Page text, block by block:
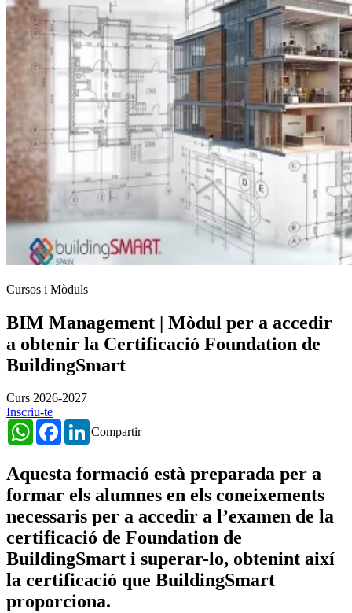
Cursos i Mòduls
BIM Management | Mòdul per a accedir
a obtenir la Certificació Foundation de
BuildingSmart
Curs 2026-2027
Inscriu-te
Compartir
WhatsAppFacebookLinkedIn
Aquesta formació està preparada per a
formar els alumnes en els coneixements
necessaris per a accedir a l’examen de la
certificació de Foundation de
BuildingSmart i superar-lo, obtenint així
la certificació que BuildingSmart
proporciona.